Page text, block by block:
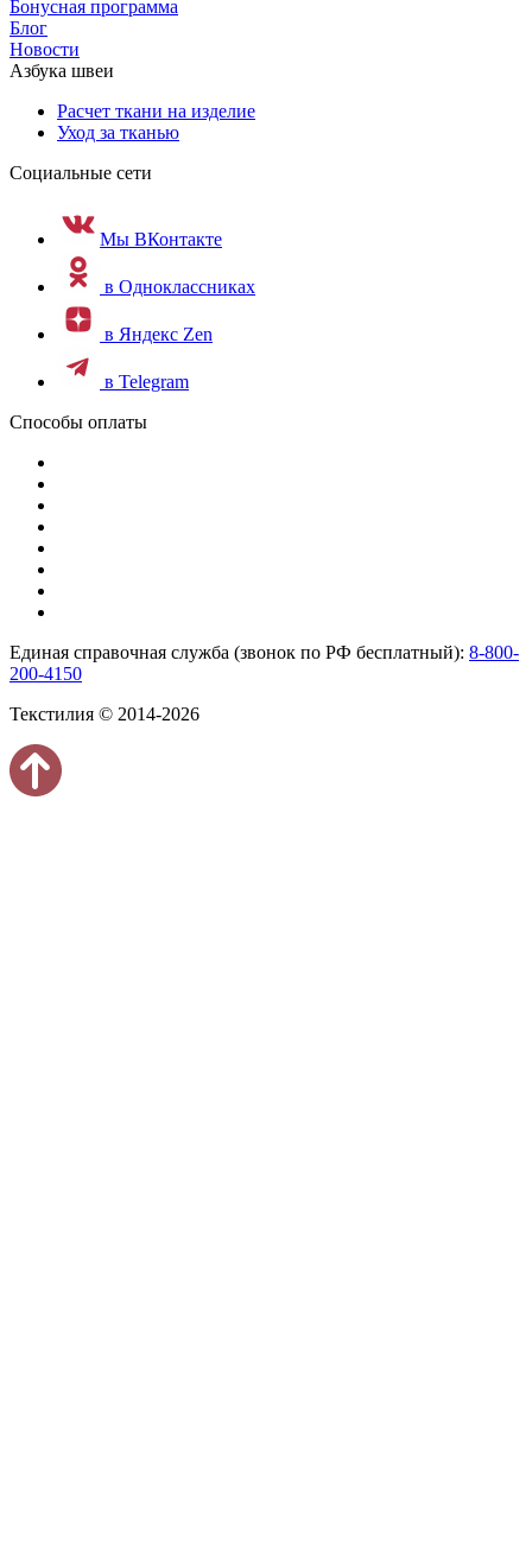
Бонусная программа
Блог
Новости
Азбука швеи
Расчет ткани на изделие
Уход за тканью
Социальные сети
Мы ВКонтакте
в Одноклассниках
в Яндекс Zen
в Telegram
Способы оплаты
Единая справочная служба (звонок по РФ бесплатный): 8-800-
200-4150
Текстилия © 2014-2026